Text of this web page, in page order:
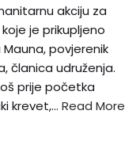
akciju za
je prikupljeno
Mauna, povjerenik
članica udruženja.
prije početka
krevet,… Read More